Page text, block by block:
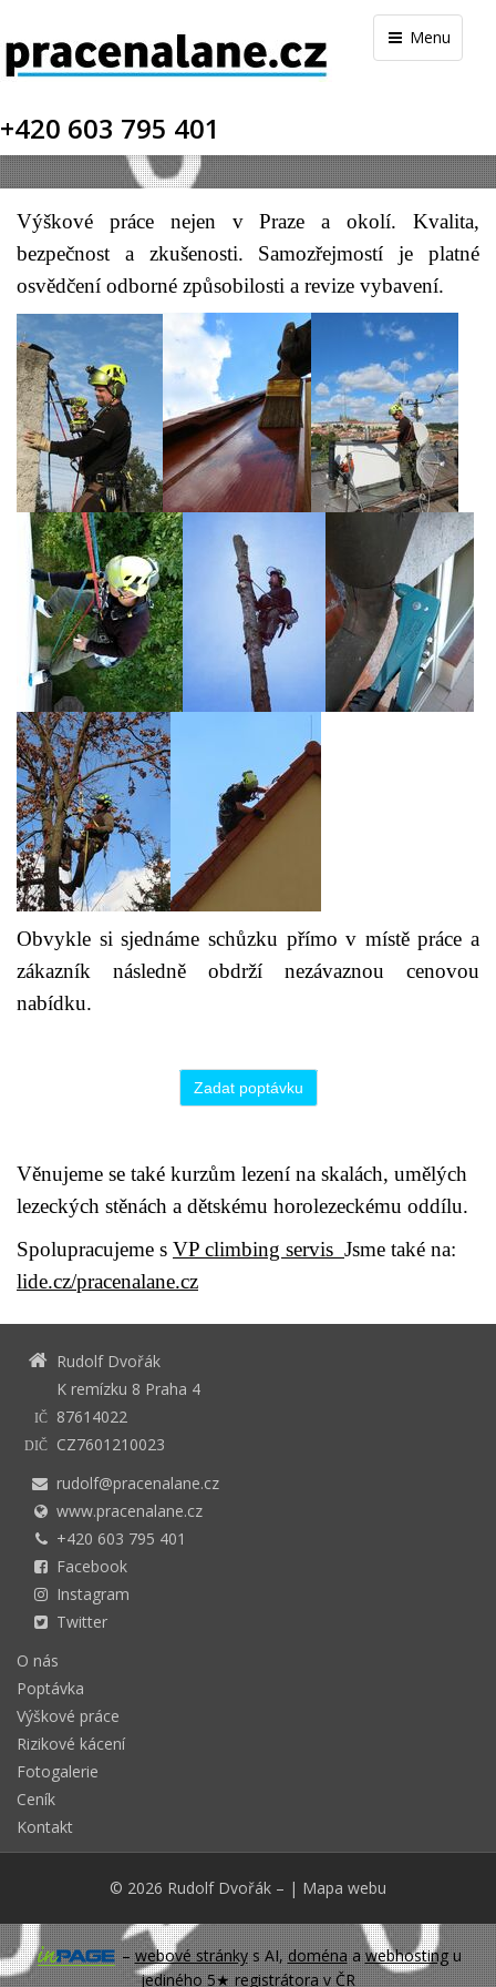
Menu
+420 603 795 401
Výškové práce nejen v Praze a okolí. Kvalita,
bezpečnost a zkušenosti. Samozřejmostí je platné
osvědčení odborné způsobilosti a revize vybavení.
Obvykle si sjednáme schůzku přímo v místě práce a
zákazník následně obdrží nezávaznou cenovou
nabídku.
Zadat poptávku
Věnujeme se také kurzům lezení na skalách, umělých
lezeckých stěnách a dětskému horolezeckému oddílu.
Spolupracujeme s VP climbing servis Jsme také na:
lide.cz/pracenalane.cz
Rudolf Dvořák
K remízku 8 Praha 4
IČ 87614022
DIČ
CZ7601210023
rudolf@pracenalane.cz
www.pracenalane.cz
+420 603 795 401
Facebook
Instagram
Twitter
O nás
Poptávka
Výškové práce
Rizikové kácení
Fotogalerie
Ceník
Kontakt
© 2026 Rudolf Dvořák – | Mapa webu
–webové stránkys AI,doménaawebhostingu
jediného 5★ registrátora v ČR